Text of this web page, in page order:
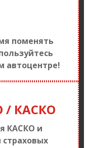
поменять
автоцентре!
/ КАСКО
КАСКО и